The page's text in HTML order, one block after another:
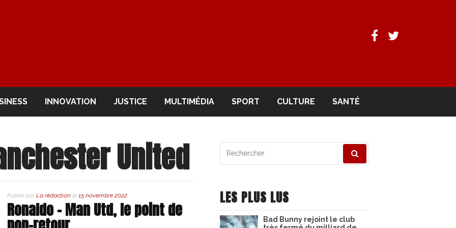
Facebook
Twitter
INNOVATION JUSTICE MULTIMÉDIA SPORT CULTURE SANTÉ
United
Publié par La rédaction le 15 novembre 2022
Ronaldo – Man Utd, le point de
pour
LES PLUS LUS
Bad Bunny rejoint le club